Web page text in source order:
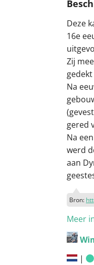
Deze
16e
Zij
Na
gered
Na
werd
aan
Bron:
Meer
|